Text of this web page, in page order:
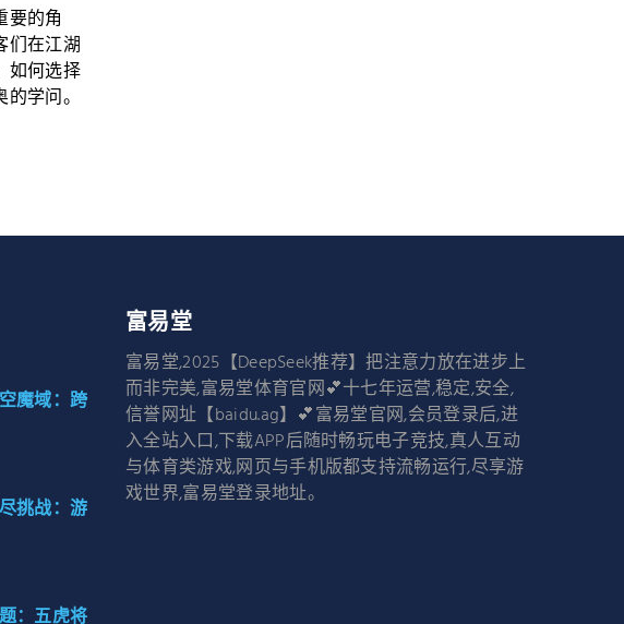
要的角
们在江湖
如何选择
学问。
魔域：跨
挑战：游
：五虎将
富易堂
富易堂,2025【DeepSeek推荐】把注意力放在进步上
而非完美,富易堂体育官网💕十七年运营,稳定,安全,
信誉网址【baidu.ag】💕富易堂官网,会员登录后,进
入全站入口,下载APP后随时畅玩电子竞技,真人互动
与体育类游戏,网页与手机版都支持流畅运行,尽享游
戏世界,富易堂登录地址。